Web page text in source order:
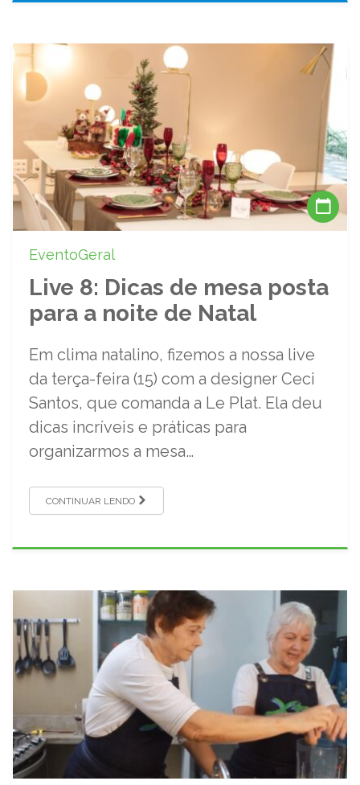
EventoGeral
Live 8: Dicas de mesa posta
para a noite de Natal
Em clima natalino, fizemos a nossa live
da terça-feira (15) com a designer Ceci
Santos, que comanda a Le Plat. Ela deu
dicas incríveis e práticas para
organizarmos a mesa…
CONTINUAR LENDO